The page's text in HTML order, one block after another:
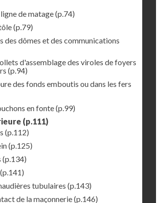
de matage(p.74)
(p.79)
des dômes et des communications
d'assemblage des viroles de foyers
(p.94)
des fonds emboutis ou dans les fers
en fonte(p.99)
(p.111)
(p.112)
(p.125)
(p.134)
(p.141)
tubulaires (p.143)
de la maçonnerie(p.146)